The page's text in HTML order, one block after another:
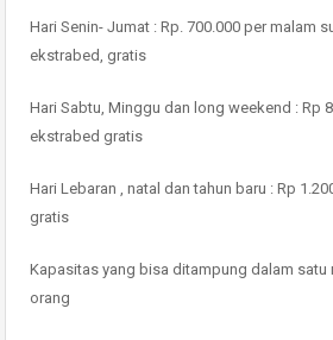
Hari Senin- Jumat : Rp. 700.000 per malam
ekstrabed, gratis
Hari Sabtu, Minggu dan long weekend : Rp
ekstrabed gratis
Hari Lebaran , natal dan tahun baru : Rp
gratis
Kapasitas yang bisa ditampung dalam satu
orang